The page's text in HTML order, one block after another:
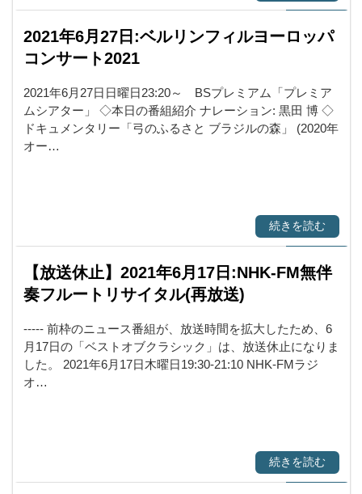
2021年6月27日:ベルリンフィルヨーロッパ
コンサート2021
2021年6月27日日曜日23:20～ BSプレミアム「プレミア
ムシアター」 ◇本日の番組紹介 ナレーション: 黒田 博 ◇
ドキュメンタリー「弓のふるさと ブラジルの森」 (2020年
オー…
続きを読む
【放送休止】2021年6月17日:NHK-FM無伴
奏フルートリサイタル(再放送)
----- 前枠のニュース番組が、放送時間を拡大したため、6
月17日の「ベストオブクラシック」は、放送休止になりま
した。 2021年6月17日木曜日19:30-21:10 NHK-FMラジ
オ…
続きを読む